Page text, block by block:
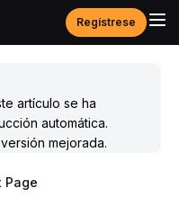
Regístrese
artículo se ha
automática.
mejorada.
Page